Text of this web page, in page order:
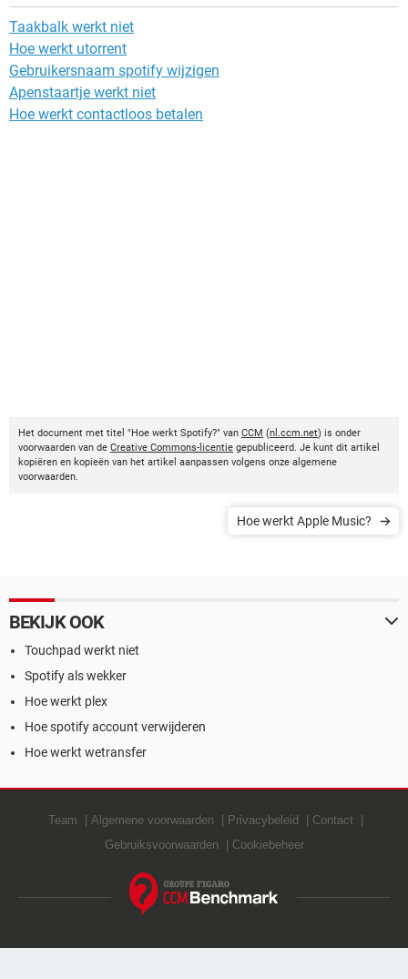
Taakbalk werkt niet
Hoe werkt utorrent
Gebruikersnaam spotify wijzigen
Apenstaartje werkt niet
Hoe werkt contactloos betalen
Het document met titel "Hoe werkt Spotify?" van CCM (nl.ccm.net) is onder
voorwaarden van de Creative Commons-licentie gepubliceerd. Je kunt dit artikel
kopiëren en kopieën van het artikel aanpassen volgens onze algemene
voorwaarden.
Hoe werkt Apple Music?
BEKIJK OOK
Touchpad werkt niet
Spotify als wekker
Hoe werkt plex
Hoe spotify account verwijderen
Hoe werkt wetransfer
Team Algemene voorwaarden Privacybeleid
Contact
Gebruiksvoorwaarden
Cookiebeheer